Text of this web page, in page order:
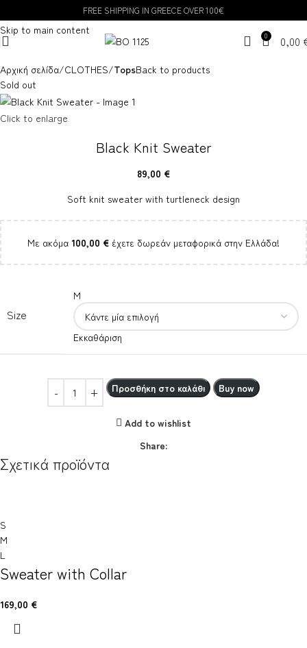
Skip to main content
FREE SHIPPING IN GREECE OVER 100€
0 0,00
Αρχική σελίδα CLOTHES TopsBack to products
Sold out
Click to enlarge
Black Knit Sweater
89,00 €
Soft knit sweater with turtleneck design
Με ακόμα 100,00 € έχετε δωρεάν μεταφορικά στην Ελλάδα!
Size
M
Εκκαθάριση
Προσθήκη στο καλάθι Buy now
Add to wishlist
Share:
Σχετικά προϊόντα
S
M
L
Sweater with Collar
169,00 €